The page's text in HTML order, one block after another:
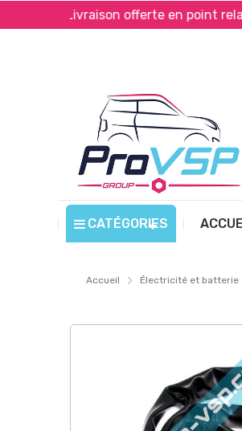
Livraison offerte en point relais
CATÉGORIES
Accueil Électricité et batterie